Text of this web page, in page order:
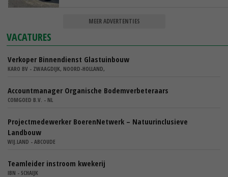
MEER ADVERTENTIES
VACATURES
Verkoper Binnendienst Glastuinbouw
KARO BV - ZWAAGDIJK, NOORD-HOLLAND,
Accountmanager Organische Bodemverbeteraars
COMGOED B.V. - NL
Projectmedewerker BoerenNetwerk – Natuurinclusieve
Landbouw
WIJ.LAND - ABCOUDE
Teamleider instroom kwekerij
IBN - SCHAIJK